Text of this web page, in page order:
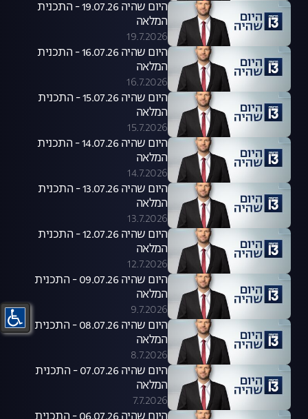
היום שהיה 19.07.26 - התכנית
המלאה
19.7.2026
היום שהיה 16.07.26 - התכנית
המלאה
16.7.2026
היום שהיה 15.07.26 - התכנית
המלאה
15.7.2026
היום שהיה 14.07.26 - התכנית
המלאה
14.7.2026
היום שהיה 13.07.26 - התכנית
המלאה
13.7.2026
היום שהיה 12.07.26 - התכנית
המלאה
12.7.2026
היום שהיה 09.07.26 - התכנית
המלאה
9.7.2026
היום שהיה 08.07.26 - התכנית
המלאה
8.7.2026
היום שהיה 07.07.26 - התכנית
המלאה
7.7.2026